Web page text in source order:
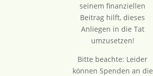
seinem finanziellen
Beitrag hilft, dieses
Anliegen in die Tat
umzusetzen!
Bitte beachte: Leider
können Spenden an die